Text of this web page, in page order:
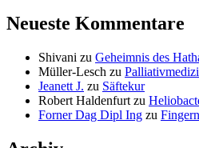
Neueste Kommentare
Shivani zu Geheimnis des
Müller-Lesch zu
Jeanett J. zu Säftekur
Robert Haldenfurt zu
Forner Dag Dipl Ing zu